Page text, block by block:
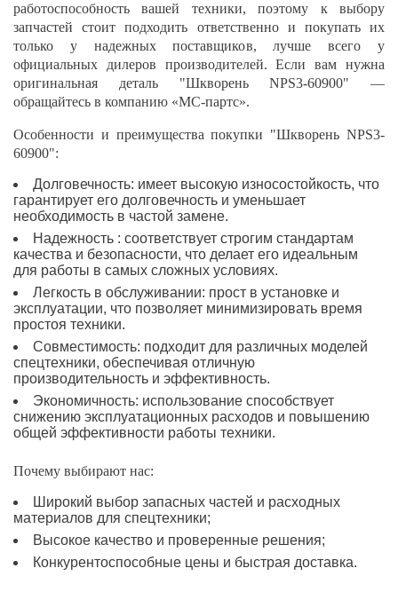
работоспособность вашей техники, поэтому к выбору
запчастей стоит подходить ответственно и покупать их
только у надежных поставщиков, лучше всего у
официальных дилеров производителей. Если вам нужна
оригинальная деталь "Шкворень NPS3-60900" —
обращайтесь в компанию «МС-партс».
Особенности и преимущества покупки "Шкворень NPS3-
60900":
Долговечность: имеет высокую износостойкость, что
гарантирует его долговечность и уменьшает
необходимость в частой замене.
Надежность : соответствует строгим стандартам
качества и безопасности, что делает его идеальным
для работы в самых сложных условиях.
Легкость в обслуживании: прост в установке и
эксплуатации, что позволяет минимизировать время
простоя техники.
Совместимость: подходит для различных моделей
спецтехники, обеспечивая отличную
производительность и эффективность.
Экономичность: использование способствует
снижению эксплуатационных расходов и повышению
общей эффективности работы техники.
Почему выбирают нас:
Широкий выбор запасных частей и расходных
материалов для спецтехники;
Высокое качество и проверенные решения;
Конкурентоспособные цены и быстрая доставка.